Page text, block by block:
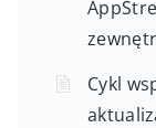
Cykl